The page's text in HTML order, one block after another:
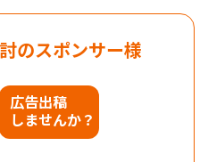
のスポンサー様
広告出稿
しませんか？